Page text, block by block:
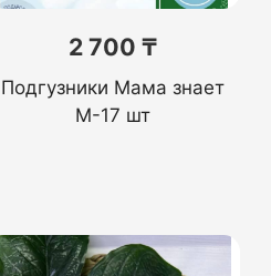
2 700 ₸
Подгузники Мама знает
M-17 шт